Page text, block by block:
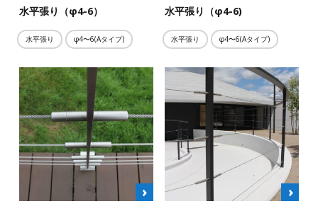
水平張り（φ4-6）
水平張り φ4〜6(Aタイプ)
水平張り（φ4-6)
水平張り φ4〜6(Aタイプ)